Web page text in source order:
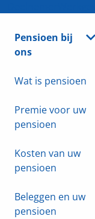
Pensioen bij
ons
Wat is pensioen
Premie voor uw
pensioen
Kosten van uw
pensioen
Beleggen en uw
pensioen